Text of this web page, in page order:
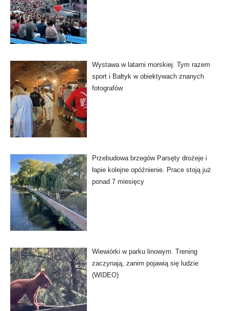
Wystawa w latarni morskiej. Tym razem
sport i Bałtyk w obiektywach znanych
fotografów
Przebudowa brzegów Parsęty drożeje i
łapie kolejne opóźnienie. Prace stoją już
ponad 7 miesięcy
Wiewiórki w parku linowym. Trening
zaczynają, zanim pojawią się ludzie
(WIDEO)